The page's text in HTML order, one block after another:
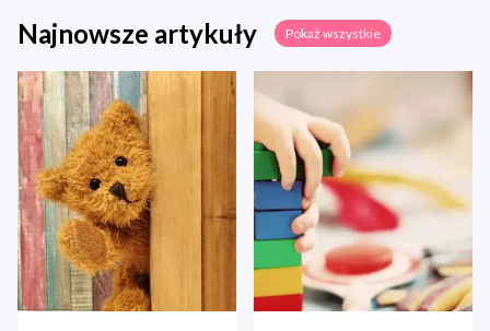
Najnowsze artykuły Pokaż wszystkie